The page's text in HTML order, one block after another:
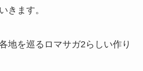
きます。
地を巡るロマサガ2らしい作り